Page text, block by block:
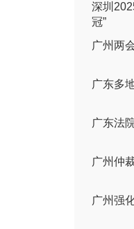
深圳
冠”
广州两
广东多
广东法
广州仲
广州强